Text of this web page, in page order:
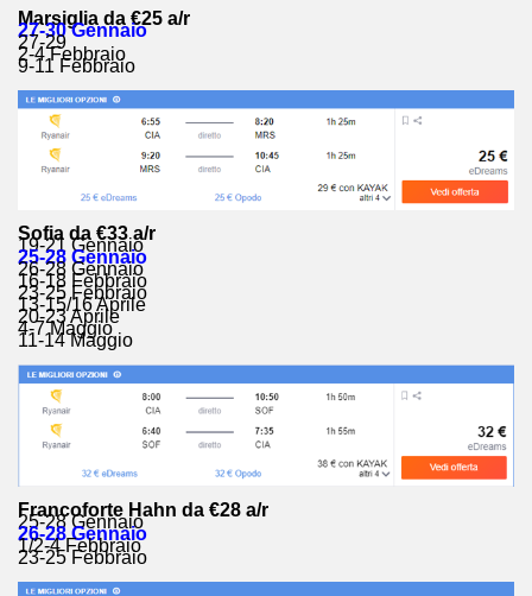
Marsiglia da €25 a/r
27-30 Gennaio
27-29
2-4 Febbraio
9-11 Febbraio
Sofia da €33 a/r
19-21 Gennaio
25-28 Gennaio
26-28 Gennaio
16-18 Febbraio
23-25 Febbraio
13-15/16 Aprile
20-23 Aprile
4-7 Maggio
11-14 Maggio
Francoforte Hahn da €28 a/r
25-28 Gennaio
26-28 Gennaio
1/2-4 Febbraio
23-25 Febbraio